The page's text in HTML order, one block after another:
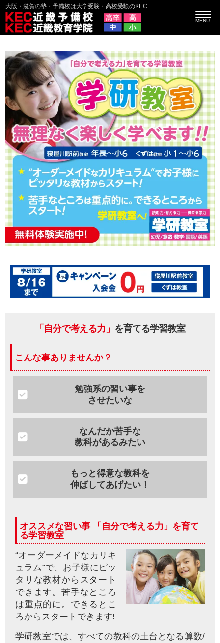
大阪・滋賀の塾・予備校は大学受験・高校受験のKEC
「自分で考える力」 を育てる学習教室
こんな事ありませんか？
勉強系の習い事を
させたいな
なんだか苦手な
教科があるみたい
もっと得意な教科を
伸ばしてあげたい！
オススメな習い事 「自分で考える力」を育て
る学習教室
“オーダーメイドなカリキ
ュラム”で、お子様にピッ
タリな教材からスタート
できます。苦手なところ
は重点的に。できるとこ
ろからスタートできます!
学研教室では、すべての教科の土台となる算数/